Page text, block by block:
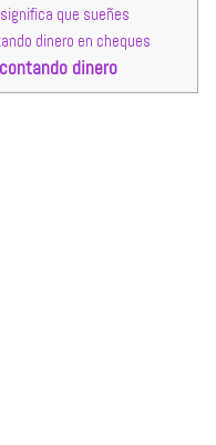
que sueñes
dinero en cheques
dinero